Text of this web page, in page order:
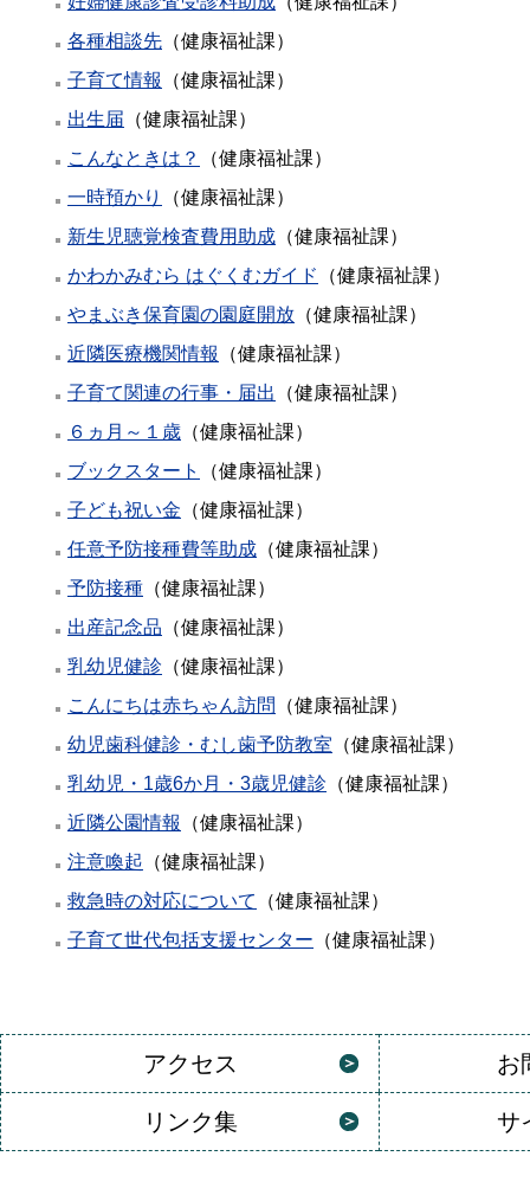
各種相談先 （健康福祉課）
子育て情報
（健康福祉課）
出生届 （健康福祉課）
こんなときは？
（健康福祉課）
一時預かり
（健康福祉課）
新生児聴覚検査費用助成 （健康福祉課）
かわかみむら はぐくむガイド
（健康福祉課）
やまぶき保育園の園庭開放 （健康福祉課）
近隣医療機関情報
（健康福祉課）
子育て関連の行事・届出
（健康福祉課）
６ヵ月～１歳 （健康福祉課）
ブックスタート
（健康福祉課）
子ども祝い金 （健康福祉課）
任意予防接種費等助成 （健康福祉課）
予防接種 （健康福祉課）
出産記念品 （健康福祉課）
乳幼児健診 （健康福祉課）
こんにちは赤ちゃん訪問
（健康福祉課）
幼児歯科健診・むし歯予防教室 （健康福祉課）
乳幼児・1歳6か月・3歳児健診 （健康福祉課）
近隣公園情報
（健康福祉課）
注意喚起 （健康福祉課）
救急時の対応について
（健康福祉課）
子育て世代包括支援センター （健康福祉課）
アクセス お
リンク集 サ